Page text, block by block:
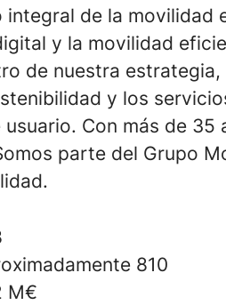
integral de la movilidad
y la movilidad
de nuestra
y los
Con más de 35
parte del Grupo
810
M€